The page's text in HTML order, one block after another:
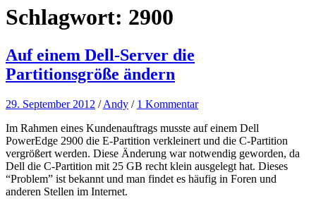
Schlagwort: 2900
Auf einem Dell-Server die
Partitionsgröße ändern
29. September 2012 /Andy / 1 Kommentar
Im Rahmen eines Kundenauftrags musste auf einem Dell
PowerEdge 2900 die E-Partition verkleinert und die C-Partition
vergrößert werden. Diese Änderung war notwendig geworden, da
Dell die C-Partition mit 25 GB recht klein ausgelegt hat. Dieses
“Problem” ist bekannt und man findet es häufig in Foren und
anderen Stellen im Internet.